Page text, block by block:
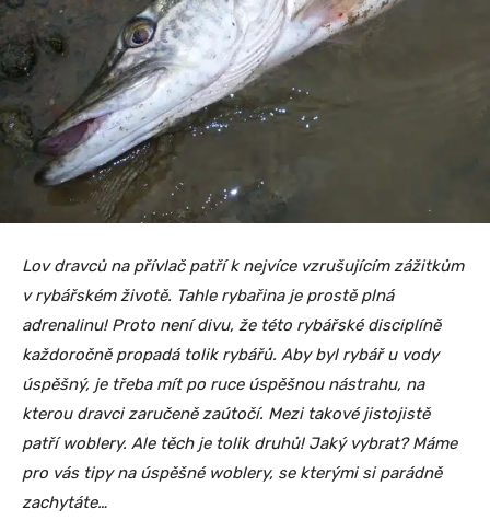
Lov dravců na přívlač patří k nejvíce vzrušujícím zážitkům
v rybářském životě. Tahle rybařina je prostě plná
adrenalinu! Proto není divu, že této rybářské disciplíně
každoročně propadá tolik rybářů. Aby byl rybář u vody
úspěšný, je třeba mít po ruce úspěšnou nástrahu, na
kterou dravci zaručeně zaútočí. Mezi takové jistojistě
patří woblery. Ale těch je tolik druhů! Jaký vybrat? Máme
pro vás tipy na úspěšné woblery, se kterými si parádně
zachytáte…